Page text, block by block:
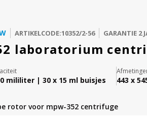
ARTIKELCODE:10352/2-56 GARANTIE 2
laboratorium
mililiter | 30 x 15 ml buisjes 443 x
rotor voor mpw-352 centrifuge